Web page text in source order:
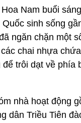
Nam buổi
sinh sống
ngăn chặn một
chai nhựa
để trôi dạt về phía
nhà hoạt động
dân Triều Tiên